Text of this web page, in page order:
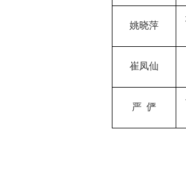
姚晓萍
崔凤仙
严 俨